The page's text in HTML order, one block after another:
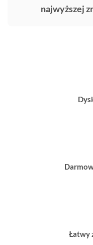
najwyższej
Łatwy